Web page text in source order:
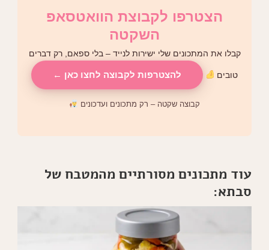
הצטרפו לקבוצת הוואטסאפ
השקטה
קבלו את המתכונים שלי ישירות לנייד – בלי ספאם, רק דברים
טובים להצטרפות לקבוצה לחצו כאן ←
קבוצה שקטה – רק מתכונים ועדכונים
עוד מתכונים מסורתיים מהמטבח של
סבתא: